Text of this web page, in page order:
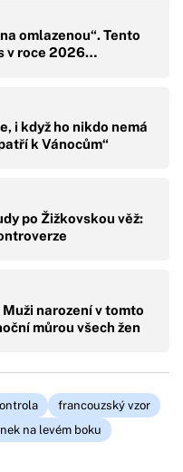
omlazenou“. Tento
v roce 2026…
i když ho nikdo nemá
k Vánocům“
po Žižkovskou věž:
narození v tomto
můrou všech žen
francouzský vzor
na levém boku